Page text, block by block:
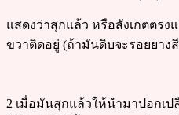
แสดงว่าสุกแล้ว หรือสังเกตตรง
ขวาติดอยู่ (ถ้ามันดิบจะรอยยาง
2 เมื่อมันสุกแล้วให้นำมาปอกเป